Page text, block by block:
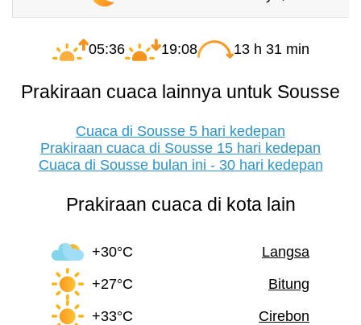
05:36 19:08 13 h 31 min
Prakiraan cuaca lainnya untuk Sousse
Cuaca di Sousse 5 hari kedepan
Prakiraan cuaca di Sousse 15 hari kedepan
Cuaca di Sousse bulan ini - 30 hari kedepan
Prakiraan cuaca di kota lain
+30°C
Langsa
+27°C
Bitung
+33°C
Cirebon